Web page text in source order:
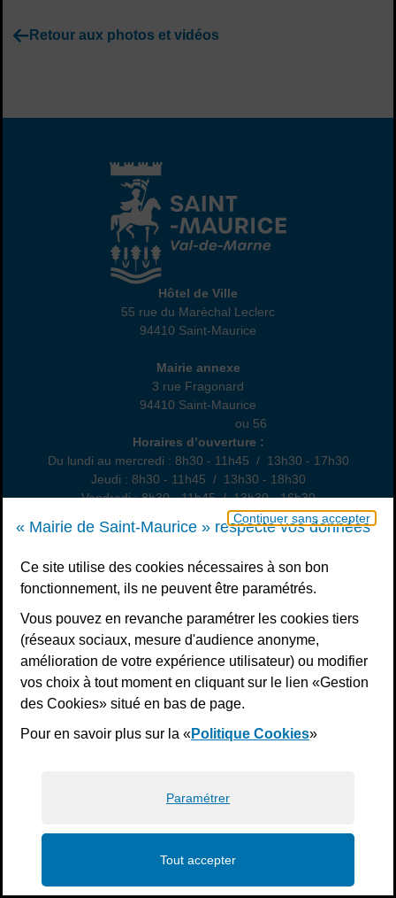
Continuer sans accepter
« Mairie de Saint-Maurice » respecte vos données
Ce site utilise des cookies nécessaires à son bon
fonctionnement, ils ne peuvent être paramétrés.
Vous pouvez en revanche paramétrer les cookies tiers
(réseaux sociaux, mesure d'audience anonyme,
amélioration de votre expérience utilisateur) ou modifier
vos choix à tout moment en cliquant sur le lien «Gestion
des Cookies» situé en bas de page.
Pour en savoir plus sur la «Politique Cookies»
Paramétrer
Tout accepter
Retour aux photos et vidéos
Hôtel de Ville
Hôtel de Ville
55 rue du Maréchal Leclerc
94410 Saint-Maurice
Annexe
Mairie annexe
3 rue Fragonard
94410 Saint-Maurice
ou 56
Horaires d’ouverture :
Du lundi au mercredi : 8h30 - 11h45 / 13h30 - 17h30
Jeudi : 8h30 - 11h45 / 13h30 - 18h30
Vendredi : 8h30 - 11h45 / 13h30 - 16h30
Un samedi par mois : permanence état civil, sur rendez-vous
S’inscrire à la newsletter
Télécharger l’application
Nous suivre
Facebook
Instagram
Youtube
LinkedIn
Calaméo